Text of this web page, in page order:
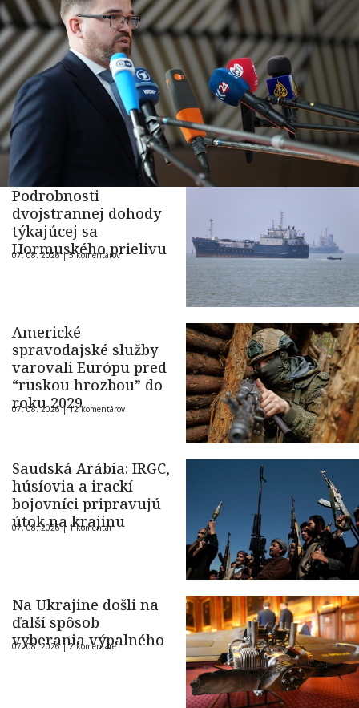
Podrobnosti
dvojstrannej dohody
týkajúcej sa
Hormuského prielivu
07. 08. 2026 |5 komentárov
Americké
spravodajské služby
varovali Európu pred
“ruskou hrozbou” do
roku 2029
07. 08. 2026 |12 komentárov
Saudská Arábia: IRGC,
húsíovia a irackí
bojovníci pripravujú
útok na krajinu
07. 08. 2026 | 1 komentár
Na Ukrajine došli na
ďalší spôsob
vyberania výpalného
07. 08. 2026 |2 komentáre